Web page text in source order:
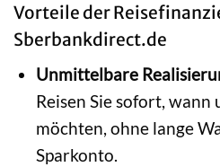
Vorteile der
Sberbankdirect.de
Unmittelbare
Reisen Sie sofort, wann
möchten, ohne lange
Sparkonto.